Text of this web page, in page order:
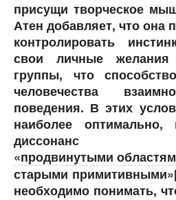
присущи творческое
Атен добавляет, что она
контролировать
свои личные
группы, что
человечества
поведения. В этих
наиболее оптимально,
«продвинутыми
старыми
необходимо понимать,